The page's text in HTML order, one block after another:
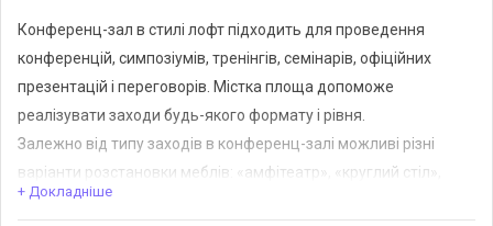
Конференц-зал в стилі лофт підходить для проведення
конференцій, симпозіумів, тренінгів, семінарів, офіційних
презентацій і переговорів. Містка площа допоможе
реалізувати заходи будь-якого формату і рівня.
Залежно від типу заходів в конференц-залі можливі різні
варіанти розстановки меблів: «амфітеатр», «круглий стіл»,
«шкільний клас»
+ Докладніше